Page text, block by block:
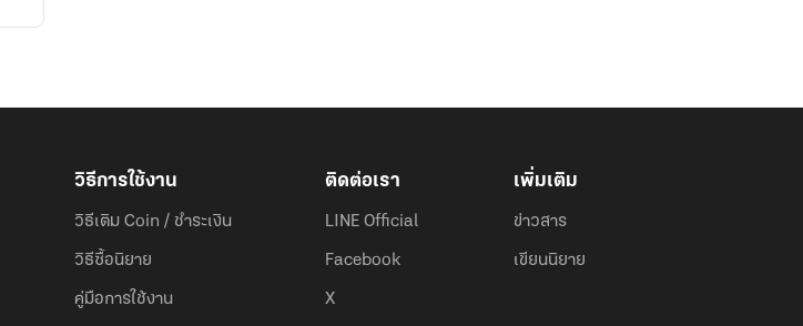
วิธีการใช้งาน
วิธีเติม Coin / ชำระเงิน
วิธีซื้อนิยาย
คู่มือการใช้งาน
ติดต่อเรา
LINE Official
Facebook
X
เพิ่มเติม
ข่าวสาร
เขียนนิยาย